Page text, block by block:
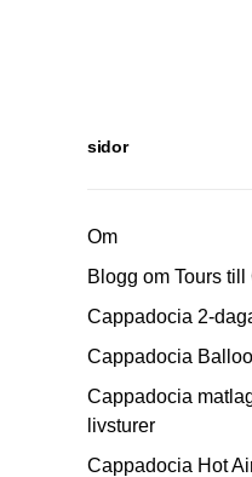
sidor
Om
Blogg om Tours
Cappadocia 2-
Cappadocia
Cappadocia
livsturer
Cappadocia Hot